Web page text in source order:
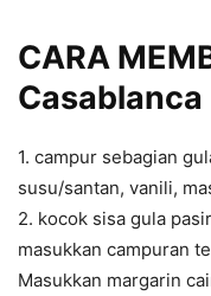
CARA
Casablanca
1. campur sebagian
susu/santan, vanili,
2. kocok sisa gula
masukkan campuran
Masukkan margarin